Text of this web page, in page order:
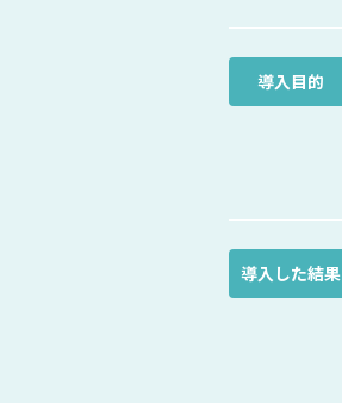
導入目的
導入した結果